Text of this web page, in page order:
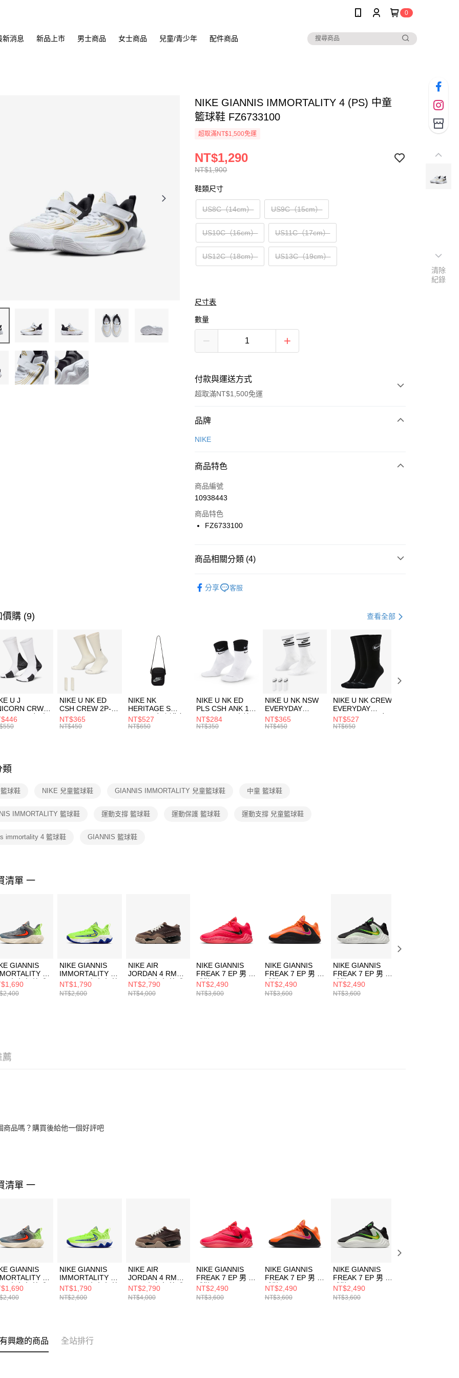
0
新消息 新品上市 男士商品 女士商品 兒童/青少年 配件商品
NIKE GIANNIS IMMORTALITY 4 (PS) 中童
籃球鞋 FZ6733100
超取滿NT$1,500免運
NT$1,900
NT$1,290
鞋類尺寸
US8C（14cm） US9C（15cm）
US10C（16cm） US11C（17cm）
US12C（18cm） US13C（19cm）
尺寸表
數量
付款與運送方式
超取滿NT$1,500免運
付款方式
信用卡一次付款
合作金庫商業銀行
華南商業銀行
上海商業儲蓄銀行
國泰世華商業銀行
聯邦商業銀行
台新國際商業銀行
LINE Pay
Apple Pay
【關於「AFTEE先享後付」】
３．安心：先確認商品／服務後，再付款。
【「AFTEE先享後付」結帳流程】
１．於結帳方式選擇「AFTEE先享後付」後，將跳轉至「AFTEE先享後
付」結帳頁面，進行簡訊認證並確認金額後，即可完成結帳。
２．訂單成立數日內，您將收到繳費通知簡訊。
３．收到繳費通知簡訊後14天內，點擊此簡訊中的連結，可透過四大超商
／ATM／網路銀行／等多元方式進行付款，方視為交易完成。
※ 請注意：結帳手續完成當下不需立刻繳費，但若您需要取消訂單，請聯
絡購買商品的店家。未經商家同意取消之訂單仍視為有效，需透過AFTEE
先享後付繳納相關費用。
１．透過由恩沛科技股份有限公司提供之「AFTEE先享後付」服務完成之
交易，需依本服務之必要範圍內提供個人資料，並將交易相關給付款項請
２．關於個人資料處理事宜，請瀏覽以下網址：
每筆NT$100，滿NT$1,500(含以上)免運費
每筆NT$100，滿NT$1,500(含以上)免運費
品牌
NIKE
商品特色
商品編號
10938443
商品特色
FZ6733100
商品相關分類 (4)
分享 客服
價購 (9) 查看全部
U J
CRW
-160 男女 中
FZ3393100
NIKE U NK ED
CSH CREW 2P-
144 EMBRDY 男
女 短統襪
NT$365
NT$450
NIKE NK
HERITAGE S
SMIT 男女 側背包
BA5871010
NT$527
NT$650
NIKE U NK ED
PLS CSH ANK 1P
144 DBL 男 中統
襪 DH4058104
NT$284
NT$350
NIKE U NK NSW
EVERYDAY
ESSENTIAL CR
男女 短統襪
NT$365
NT$450
NIKE U NK CREW
EVERYDAY
BBALL 3PR 男女
長統襪
NT$527
NT$650
類
球鞋 NIKE 兒童籃球鞋 GIANNIS IMMORTALITY 兒童籃球鞋 中童 籃球鞋
IMMORTALITY 籃球鞋 運動支撐 籃球鞋 運動保護 籃球鞋 運動支撐 兒童籃球鞋
immortality 4 籃球鞋 GIANNIS 籃球鞋
清單 一
GIANNIS
4
中大童 籃球
NIKE GIANNIS
IMMORTALITY 4
SE (GS) 中大童 籃
球鞋 IQ0818700
NT$1,790
NT$2,600
NIKE AIR
JORDAN 4 RM
(GS) 中大童 籃球
鞋 FQ7938022
NT$2,790
NT$4,000
NIKE GIANNIS
FREAK 7 EP 男 籃
球鞋 HF3451600
NT$2,490
NT$3,600
NIKE GIANNIS
FREAK 7 EP 男 籃
球鞋 HF3451800
NT$2,490
NT$3,600
NIKE GIANNIS
FREAK 7 EP 男 籃
球鞋 HF3451005
NT$2,490
NT$3,600
薦
商品嗎？購買後給他一個好評吧
清單 一
GIANNIS
4
中大童 籃球
NIKE GIANNIS
IMMORTALITY 4
SE (GS) 中大童 籃
球鞋 IQ0818700
NT$1,790
NT$2,600
NIKE AIR
JORDAN 4 RM
(GS) 中大童 籃球
鞋 FQ7938022
NT$2,790
NT$4,000
NIKE GIANNIS
FREAK 7 EP 男 籃
球鞋 HF3451600
NT$2,490
NT$3,600
NIKE GIANNIS
FREAK 7 EP 男 籃
球鞋 HF3451800
NT$2,490
NT$3,600
NIKE GIANNIS
FREAK 7 EP 男 籃
球鞋 HF3451005
NT$2,490
NT$3,600
興趣的商品 全站排行
清除
紀錄